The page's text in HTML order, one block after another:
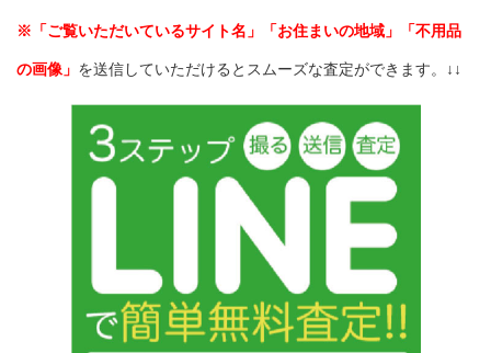
※「ご覧いただいているサイト名」「お住まいの地域」「不用品
の画像」 を送信していただけるとスムーズな査定ができます。↓↓